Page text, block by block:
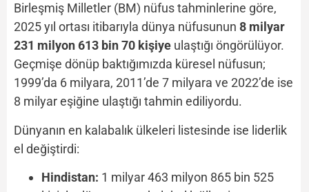
Birleşmiş Milletler (BM) nüfus tahminlerine göre,
2025 yıl ortası itibarıyla dünya nüfusunun 8 milyar
231 milyon 613 bin 70 kişiye ulaştığı öngörülüyor.
Geçmişe dönüp baktığımızda küresel nüfusun;
1999’da 6 milyara, 2011’de 7 milyara ve 2022’de ise
8 milyar eşiğine ulaştığı tahmin ediliyordu.
Dünyanın en kalabalık ülkeleri listesinde ise liderlik
el değiştirdi:
Hindistan: 1 milyar 463 milyon 865 bin 525